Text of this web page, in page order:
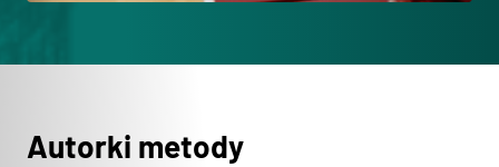
Autorki metody